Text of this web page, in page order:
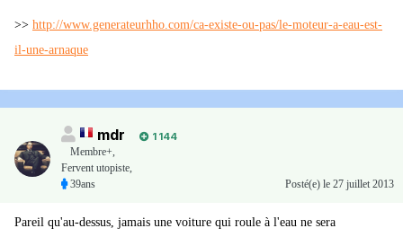
>> http://www.generateurhho.com/ca-existe-ou-pas/le-moteur-a-eau-est-
il-une-arnaque
mdr
1 144
Membre+,
Fervent utopiste,
39ans
Posté(e) le 27 juillet 2013
Pareil qu'au-dessus, jamais une voiture qui roule à l'eau ne sera